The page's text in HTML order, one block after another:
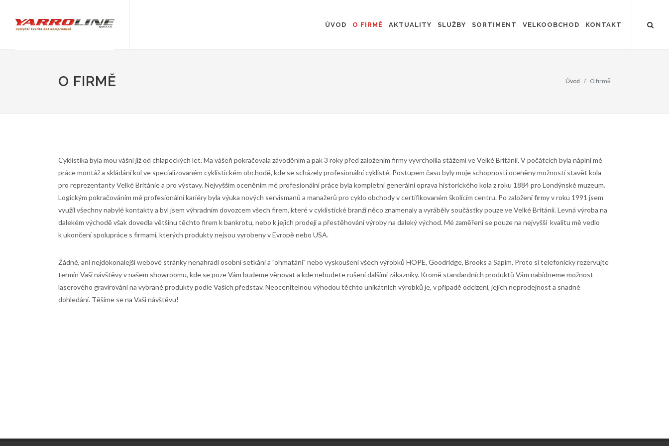
ÚVOD O FIRMĚ AKTUALITY SLUŽBY SORTIMENT VELKOOBCHOD KONTAKT
O FIRMĚ Úvod O firmě
Cyklistika byla mou vášní již od chlapeckých let. Ma vášeň pokračovala závoděním a pak 3 roky před založením firmy vyvrcholila stážemi ve Velké Británii. V počátcích byla náplní mé
práce montáž a skládání kol ve specializovaném cyklistickém obchodě, kde se scházely profesionální cyklisté. Postupem času byly moje schopnosti oceněny možností stavět kola
pro reprezentanty Velké Británie a pro výstavy. Nejvyšším oceněním mé profesionální práce byla kompletní generální oprava historického kola z roku 1884 pro Londýnské muzeum.
Logickým pokračováním mé profesionální kariéry byla výuka nových servismanů a manažerů pro cyklo obchody v certifikovaném školícím centru. Po založení firmy v roku 1991 jsem
využil všechny nabylé kontakty a byl jsem výhradním dovozcem všech firem, které v cyklistické branži něco znamenaly a vyráběly součástky pouze ve Velké Británii. Levná výroba na
dalekém východě však dovedla většinu těchto firem k bankrotu, nebo k jejich prodeji a přestěhování výroby na daleký východ. Mé zaměření se pouze na nejvyšší kvalitu mě vedlo
k ukončení spolupráce s firmami, kterých produkty nejsou vyrobeny v Evropě nebo USA.
Žádné, ani nejdokonalejší webové stránky nenahradí osobní setkání a "ohmatání" nebo vyskoušení všech výrobků HOPE, Goodridge, Brooks a Sapim. Proto si telefonicky rezervujte
termín Vaši návštěvy v našem showroomu, kde se poze Vám budeme věnovat a kde nebudete rušeni dalšími zákazníky. Kromě standardních produktů Vám nabídneme možnost
laserového gravírováni na vybrané produkty podle Vašich představ. Neocenitelnou výhodou těchto unikátních výrobků je, v případě odcizení, jejich neprodejnost a snadné
dohledání. Těšíme se na Vaši návštěvu!